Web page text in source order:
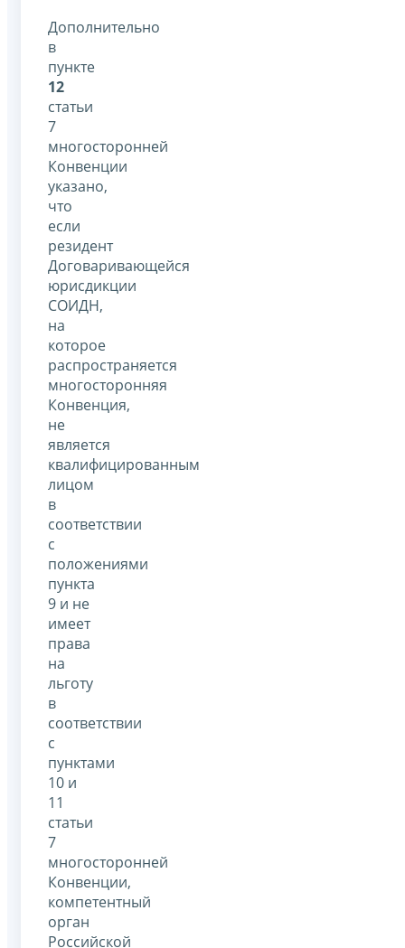
Дополнительно
в
пункте
12
статьи
7
многосторонней
Конвенции
указано,
что
если
резидент
Договаривающейся
юрисдикции
СОИДН,
на
которое
распространяется
многосторонняя
Конвенция,
не
является
квалифицированным
лицом
в
соответствии
с
положениями
пункта
9 и не
имеет
права
на
льготу
в
соответствии
с
пунктами
10 и
11
статьи
7
многосторонней
Конвенции,
компетентный
орган
Российской